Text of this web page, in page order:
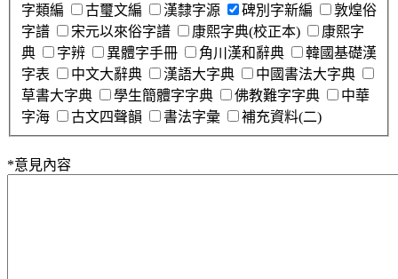
字類編
古璽文編 漢隸字源 碑別字新編
敦煌俗
字譜
宋元以來俗字譜 康熙字典(校正本)
康熙字
典
字辨 異體字手冊 角川漢和辭典
韓國基礎漢
字表
中文大辭典 漢語大字典
中國書法大字典
草書大字典
學生簡體字字典 佛教難字字典
中華
字海
古文四聲韻 書法字彙 補充資料(二)
*意見內容